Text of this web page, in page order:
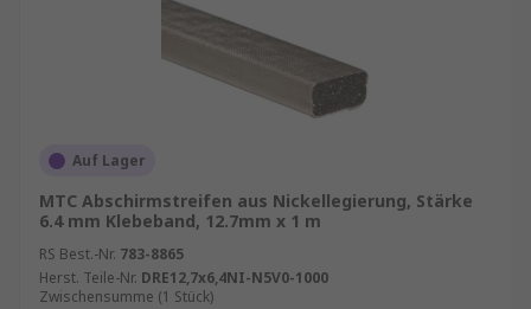
Auf Lager
MTC Abschirmstreifen aus Nickellegierung, Stärke
6.4 mm Klebeband, 12.7mm x 1 m
RS Best.-Nr. 783-8865
Herst. Teile-Nr. DRE12,7x6,4NI-N5V0-1000
Zwischensumme (1 Stück)